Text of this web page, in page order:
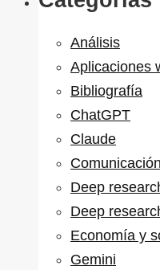
Análisis
Aplicaciones
Bibliografía
ChatGPT
Claude
Comunicación
Deep
Deep
Economía y
Gemini